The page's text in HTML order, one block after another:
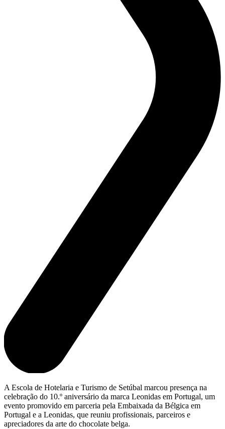
A Escola de Hotelaria e Turismo de Setúbal marcou presença na
celebração do 10.º aniversário da marca Leonidas em Portugal, um
evento promovido em parceria pela Embaixada da Bélgica em
Portugal e a Leonidas, que reuniu profissionais, parceiros e
apreciadores da arte do chocolate belga.